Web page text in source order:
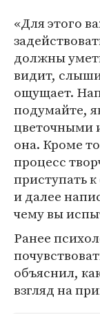
«Для этого
должны
видит,
ощущает.
подумайте,
цветочными
она. Кроме
процесс
приступать
и далее
чему вы
Ранее
объяснил,
взгляд на